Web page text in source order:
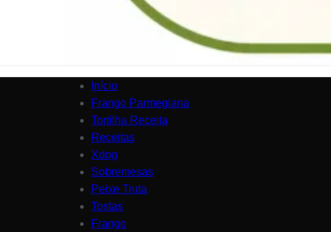
Início
Frango Parmegiana
Tortilha Receita
Receitas
Xdog
Sobremesas
Peixe Truta
Tostas
Frango